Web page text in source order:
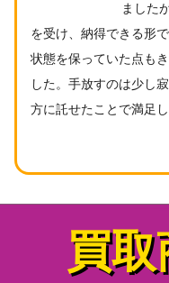
ました
を受け、納得できる形
状態を保っていた点も
した。手放すのは少し
方に託せたことで満足し
買